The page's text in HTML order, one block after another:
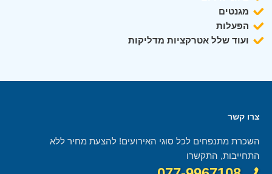
מגנטים
הפעלות
ועוד שלל אטרקציות מדליקות
צרו קשר
השכרת מתנפחים לכל סוגי האירועים! להצעת מחיר ללא
התחייבות, התקשרו